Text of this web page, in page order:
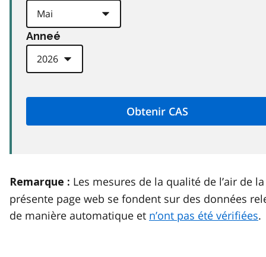
Anneé
Remarque : Les mesures de la qualité de l’air de la
présente page web se fondent sur des données
de manière automatique et n’ont pas été vérifiées.